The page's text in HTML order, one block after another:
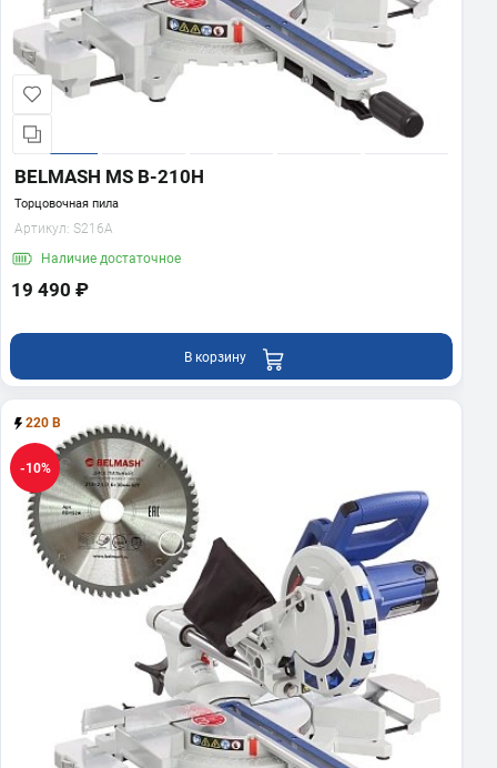
BELMASH MS B-210H
Торцовочная пила
Артикул: S216A
Наличие достаточное
19 490 ₽
В корзину
220 В
-10%